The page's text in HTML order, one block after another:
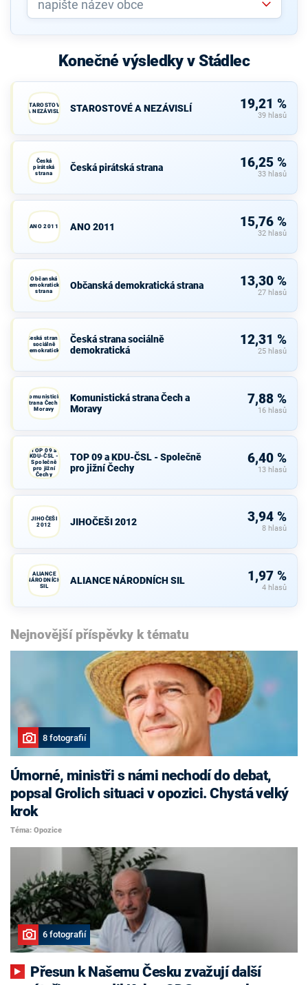
Konečné výsledky v Stádlec
STAROSTOVÉ
A NEZÁVISLÍ
STAROSTOVÉ A NEZÁVISLÍ 19,21 %
39 hlasů
Česká
pirátská
strana
Česká pirátská strana 16,25 %
33 hlasů
ANO 2011 ANO 2011 15,76 %
32 hlasů
Občanská
demokratická
strana
Občanská demokratická strana 13,30 %
27 hlasů
Česká strana
sociálně
demokratická
Česká strana sociálně
demokratická
12,31 %
25 hlasů
Komunistická
strana Čech a
Moravy
Komunistická strana Čech a
Moravy
7,88 %
16 hlasů
TOP 09 a
KDU-ČSL -
Společně
pro jižní
Čechy
TOP 09 a KDU-ČSL - Společně
pro jižní Čechy
6,40 %
13 hlasů
JIHOČEŠI
2012
JIHOČEŠI 2012 3,94 %
8 hlasů
ALIANCE
NÁRODNÍCH
SIL
ALIANCE NÁRODNÍCH SIL 1,97 %
4 hlasů
Nejnovější příspěvky k tématu
8 fotografií
Úmorné, ministři s námi nechodí do debat,
popsal Grolich situaci v opozici. Chystá velký
krok
Téma: Opozice
6 fotografií